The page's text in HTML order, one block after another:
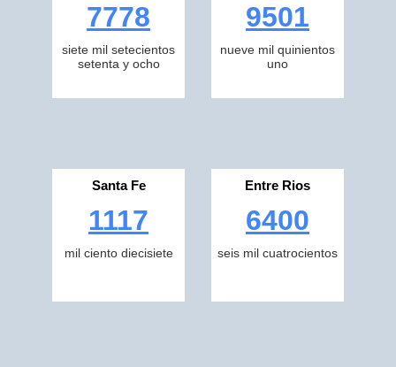
7778
siete mil setecientos
setenta y ocho
9501
nueve mil quinientos
uno
Santa Fe
1117
mil ciento diecisiete
Entre Rios
6400
seis mil cuatrocientos